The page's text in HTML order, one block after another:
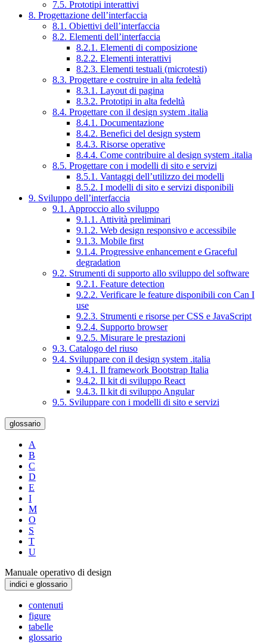
7.5. Prototipi interattivi
8. Progettazione dell’interfaccia
8.1. Obiettivi dell’interfaccia
8.2. Elementi dell’interfaccia
8.2.1. Elementi di composizione
8.2.2. Elementi interattivi
8.2.3. Elementi testuali (microtesti)
8.3. Progettare e costruire in alta fedeltà
8.3.1. Layout di pagina
8.3.2. Prototipi in alta fedeltà
8.4. Progettare con il design system .italia
8.4.1. Documentazione
8.4.2. Benefici del design system
8.4.3. Risorse operative
8.4.4. Come contribuire al design system .italia
8.5. Progettare con i modelli di sito e servizi
8.5.1. Vantaggi dell’utilizzo dei modelli
8.5.2. I modelli di sito e servizi disponibili
9. Sviluppo dell’interfaccia
9.1. Approccio allo sviluppo
9.1.1. Attività preliminari
9.1.2. Web design responsivo e accessibile
9.1.3. Mobile first
9.1.4. Progressive enhancement e Graceful
degradation
9.2. Strumenti di supporto allo sviluppo del software
9.2.1. Feature detection
9.2.2. Verificare le feature disponibili con Can I
use
9.2.3. Strumenti e risorse per CSS e JavaScript
9.2.4. Supporto browser
9.2.5. Misurare le prestazioni
9.3. Catalogo del riuso
9.4. Sviluppare con il design system .italia
9.4.1. Il framework Bootstrap Italia
9.4.2. Il kit di sviluppo React
9.4.3. Il kit di sviluppo Angular
9.5. Sviluppare con i modelli di sito e servizi
glossario
A
B
C
D
E
I
M
O
S
T
U
Manuale operativo di design
indici e glossario
contenuti
figure
tabelle
glossario